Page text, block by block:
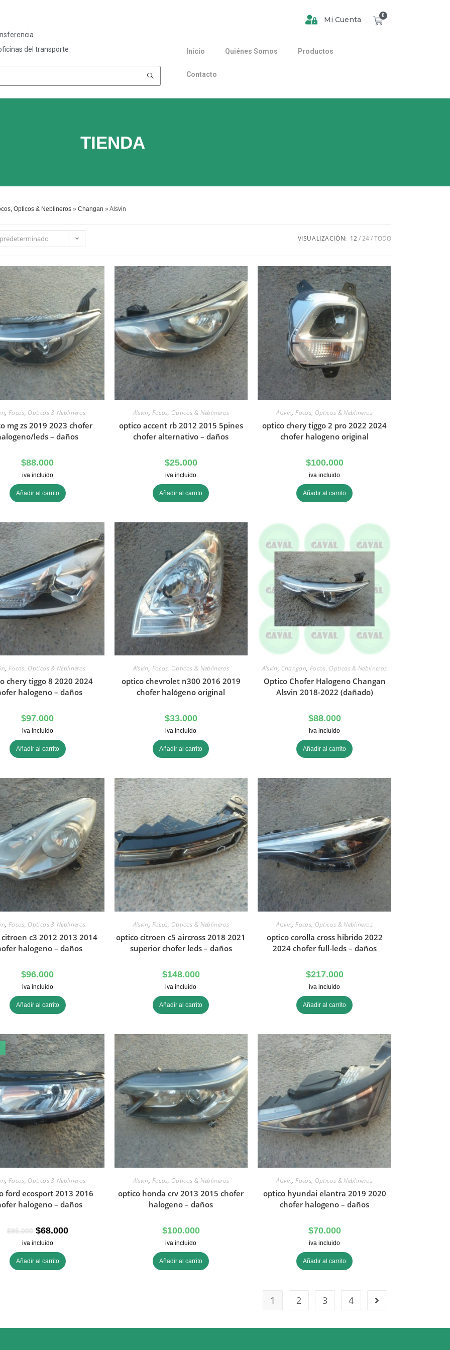
del transporte
Mi Cuenta 0
Inicio Quiénes Somos Productos
Contacto
TIENDA
Opticos & Neblineros» Changan » Alsvin
VISUALIZACIÓN: 12 24 TODO
, Focos, Opticos & Neblineros
mg zs 2019 2023 chofer
leds – daños
$88.000
iva incluido
Añadir al carrito
Alsvin, Focos, Opticos & Neblineros
optico accent rb 2012 2015 5pines
chofer alternativo – daños
$25.000
iva incluido
Añadir al carrito
Alsvin,Focos, Opticos & Neblineros
optico chery tiggo 2 pro 2022 2024
chofer halogeno original
$100.000
iva incluido
Añadir al carrito
, Focos, Opticos & Neblineros
chery tiggo 8 2020 2024
halogeno – daños
$97.000
iva incluido
Añadir al carrito
Alsvin, Focos, Opticos & Neblineros
optico chevrolet n300 2016 2019
chofer halógeno original
$33.000
iva incluido
Añadir al carrito
Alsvin, Changan, Focos, Opticos & Neblineros
Optico Chofer Halogeno Changan
Alsvin 2018-2022 (dañado)
$88.000
iva incluido
Añadir al carrito
, Focos, Opticos & Neblineros
c3 2012 2013 2014
halogeno – daños
$96.000
iva incluido
Añadir al carrito
Alsvin, Focos, Opticos & Neblineros
optico citroen c5 aircross 2018 2021
superior chofer leds – daños
$148.000
iva incluido
Añadir al carrito
Alsvin,Focos, Opticos & Neblineros
optico corolla cross hibrido 2022
2024 chofer full-leds – daños
$217.000
iva incluido
Añadir al carrito
, Focos, Opticos & Neblineros
ford ecosport 2013 2016
halogeno – daños
$95.000 $68.000
iva incluido
Añadir al carrito
Alsvin, Focos, Opticos & Neblineros
optico honda crv 2013 2015 chofer
halogeno – daños
$100.000
iva incluido
Añadir al carrito
Alsvin,Focos, Opticos & Neblineros
optico hyundai elantra 2019 2020
chofer halogeno – daños
$70.000
iva incluido
Añadir al carrito
1 2 3 4